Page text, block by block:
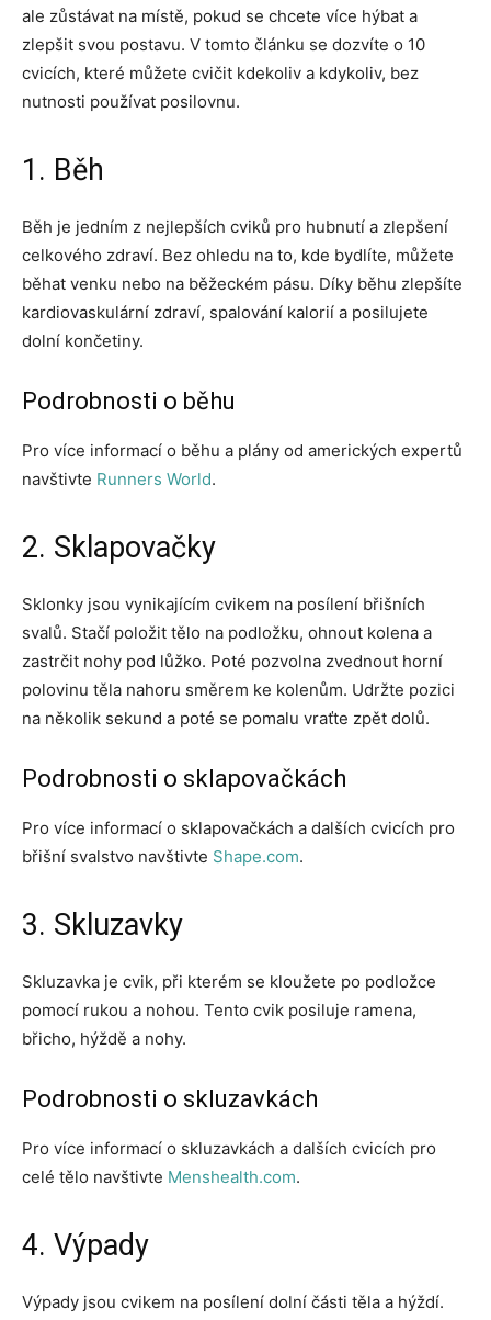
ale zůstávat na místě, pokud se chcete více hýbat a
zlepšit svou postavu. V tomto článku se dozvíte o 10
cvicích, které můžete cvičit kdekoliv a kdykoliv, bez
nutnosti používat posilovnu.
1. Běh
Běh je jedním z nejlepších cviků pro hubnutí a zlepšení
celkového zdraví. Bez ohledu na to, kde bydlíte, můžete
běhat venku nebo na běžeckém pásu. Díky běhu zlepšíte
kardiovaskulární zdraví, spalování kalorií a posilujete
dolní končetiny.
Podrobnosti o běhu
Pro více informací o běhu a plány od amerických expertů
navštivte Runners World.
2. Sklapovačky
Sklonky jsou vynikajícím cvikem na posílení břišních
svalů. Stačí položit tělo na podložku, ohnout kolena a
zastrčit nohy pod lůžko. Poté pozvolna zvednout horní
polovinu těla nahoru směrem ke kolenům. Udržte pozici
na několik sekund a poté se pomalu vraťte zpět dolů.
Podrobnosti o sklapovačkách
Pro více informací o sklapovačkách a dalších cvicích pro
břišní svalstvo navštivte Shape.com.
3. Skluzavky
Skluzavka je cvik, při kterém se kloužete po podložce
pomocí rukou a nohou. Tento cvik posiluje ramena,
břicho, hýždě a nohy.
Podrobnosti o skluzavkách
Pro více informací o skluzavkách a dalších cvicích pro
celé tělo navštivte Menshealth.com.
4. Výpady
Výpady jsou cvikem na posílení dolní části těla a hýždí.